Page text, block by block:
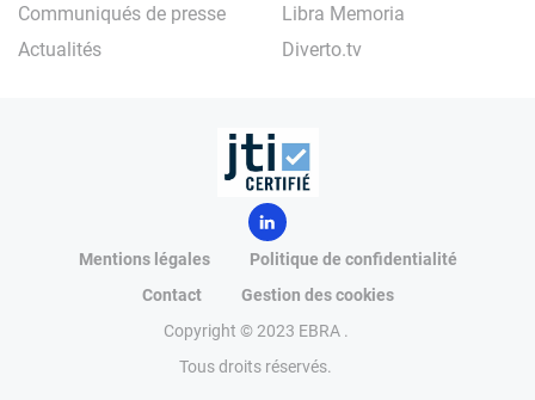
Communiqués de presse
Actualités
Libra Memoria
Diverto.tv
Copyright © 2023 EBRA .
Tous droits réservés.
Mentions légales
Politique de confidentialité
Contact
Gestion des cookies